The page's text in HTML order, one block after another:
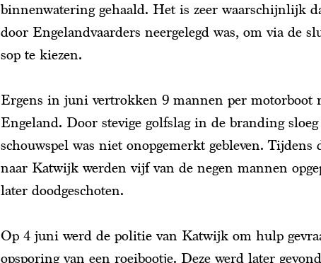
binnenwatering gehaald. Het is zeer waarschijnlijk
door Engelandvaarders neergelegd was, om via de
sop te kiezen.
Ergens in juni vertrokken 9 mannen per motorboot
Engeland. Door stevige golfslag in de branding
schouwspel was niet onopgemerkt gebleven. Tijdens
naar Katwijk werden vijf van de negen mannen
later doodgeschoten.
Op 4 juni werd de politie van Katwijk om hulp
opsporing van een roeibootje. Deze werd later